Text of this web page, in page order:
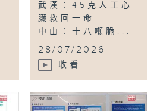
武漢：45克人工心
臟救回一命
中山：十八噸脆...
28/07/2026
收看